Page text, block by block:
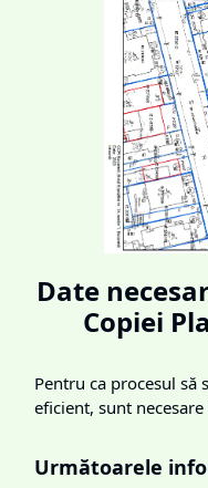
Date
Copiei
Pentru ca procesul să
eficient, sunt
Următoarele